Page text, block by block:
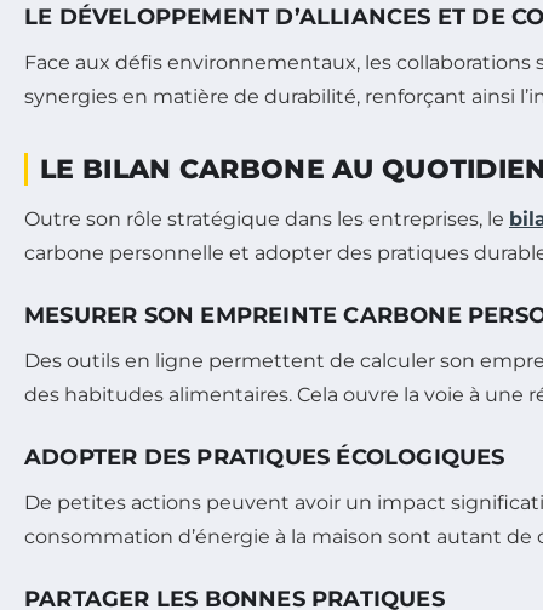
LE DÉVELOPPEMENT D’ALLIANCES ET DE
Face aux défis environnementaux, les
synergies en matière de durabilité, renforçant ainsi
LE BILAN CARBONE AU
Outre son rôle stratégique dans les entreprises, le
carbone personnelle et adopter des pratiques
MESURER SON EMPREINTE CARBONE
Des outils en ligne permettent de calculer son
des habitudes alimentaires. Cela ouvre la voie à une
ADOPTER DES PRATIQUES ÉCOLOGIQUES
De petites actions peuvent avoir un impact
consommation d’énergie à la maison sont autant
PARTAGER LES BONNES PRATIQUES